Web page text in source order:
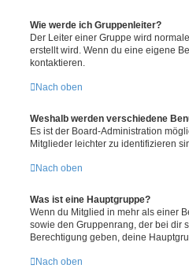
Wie werde ich Gruppenleiter?
Der Leiter einer Gruppe wird
erstellt wird. Wenn du eine eigene
kontaktieren.
Nach oben
Weshalb werden verschiedene
Es ist der Board-Administration
Mitglieder leichter zu identifizieren
Nach oben
Was ist eine Hauptgruppe?
Wenn du Mitglied in mehr als einer
sowie den Gruppenrang, der bei dir
Berechtigung geben, deine
Nach oben